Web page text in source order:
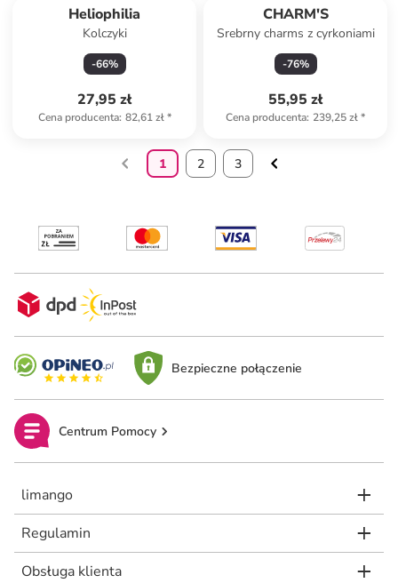
Heliophilia
Kolczyki
-66%
27,95 zł
Cena producenta: 82,61 zł*
CHARM'S
Srebrny charms z cyrkoniami
-76%
55,95 zł
Cena producenta: 239,25 zł*
1 2 3
Bezpieczne połączenie
Centrum Pomocy
limango
Regulamin
Obsługa klienta